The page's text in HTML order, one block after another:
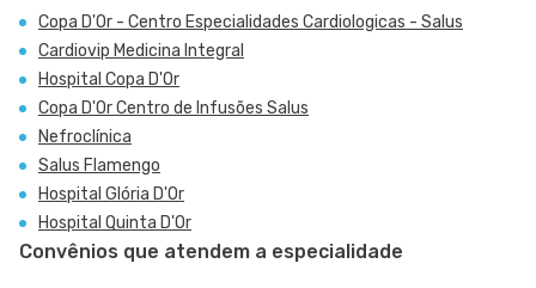
Copa D'Or - Centro Especialidades Cardiologicas - Salus
Cardiovip Medicina Integral
Hospital Copa D'Or
Copa D'Or Centro de Infusões Salus
Nefroclínica
Salus Flamengo
Hospital Glória D'Or
Hospital Quinta D'Or
Convênios que atendem a especialidade